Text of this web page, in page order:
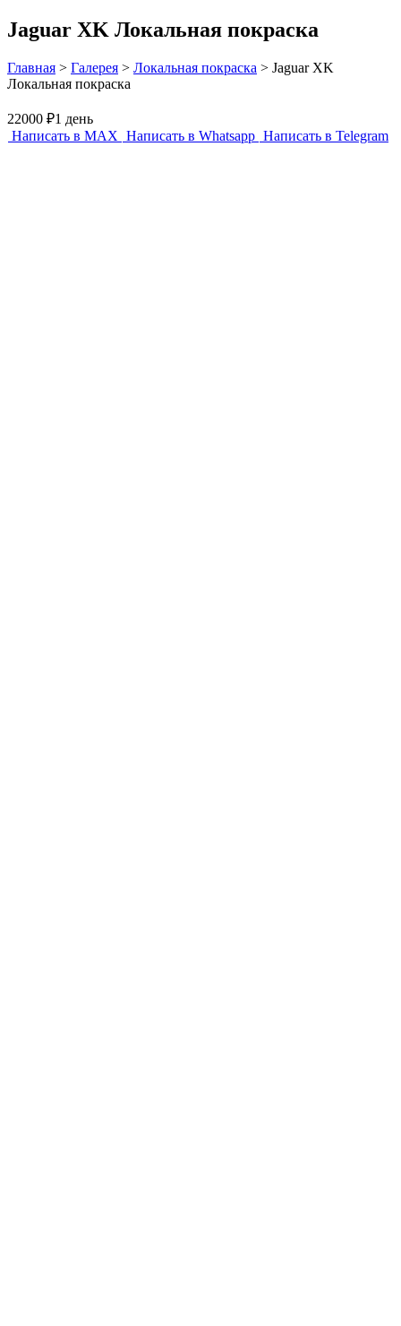
Jaguar XK Локальная покраска
Главная > Галерея > Локальная покраска > Jaguar XK
Локальная покраска
22000 ₽1 день
Написать в MAX Написать в Whatsapp Написать в Telegram